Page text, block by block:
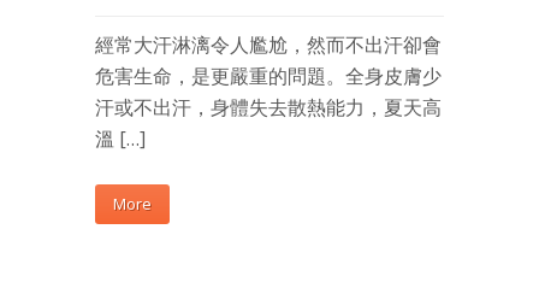
經常大汗淋漓令人尷尬，然而不出汗卻會
危害生命，是更嚴重的問題。全身皮膚少
汗或不出汗，身體失去散熱能力，夏天高
溫 […]
More